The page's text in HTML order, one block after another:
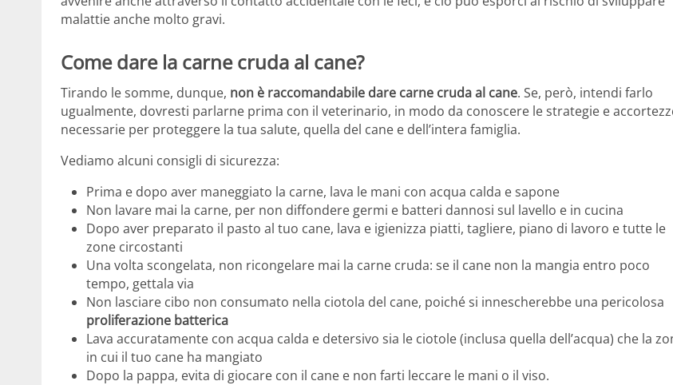
malattie anche molto gravi.
Come dare la carne cruda al cane?
Tirando le somme, dunque, non è raccomandabile dare carne cruda al cane. Se, però, intendi farlo
ugualmente, dovresti parlarne prima con il veterinario, in modo da conoscere le strategie e
necessarie per proteggere la tua salute, quella del cane e dell’intera famiglia.
Vediamo alcuni consigli di sicurezza:
Prima e dopo aver maneggiato la carne, lava le mani con acqua calda e sapone
Non lavare mai la carne, per non diffondere germi e batteri dannosi sul lavello e in cucina
Dopo aver preparato il pasto al tuo cane, lava e igienizza piatti, tagliere, piano di lavoro e tutte le
zone circostanti
Una volta scongelata, non ricongelare mai la carne cruda: se il cane non la mangia entro poco
tempo, gettala via
Non lasciare cibo non consumato nella ciotola del cane, poiché si innescherebbe una pericolosa
proliferazione batterica
Lava accuratamente con acqua calda e detersivo sia le ciotole (inclusa quella dell’acqua) che la
in cui il tuo cane ha mangiato
Dopo la pappa, evita di giocare con il cane e non farti leccare le mani o il viso.